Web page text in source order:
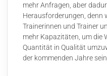
mehr Anfragen, aber
Herausforderungen, denn
Trainerinnen und Trainer
mehr Kapazitäten, um die
Quantität in Qualität
der kommenden Jahre